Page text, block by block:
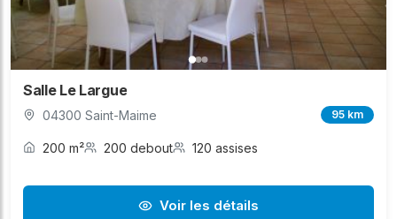
Salle Le Largue
04300 Saint-Maime 95 km
200 m² 200 debout 120 assises
Voir les détails